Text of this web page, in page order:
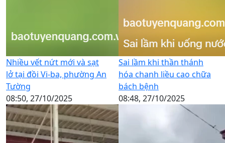
Nhiều vết nứt mới và sạt
lở tại đồi Vi-ba, phường An
Tường
08:50, 27/10/2025
Sai lầm khi thần thánh
hóa chanh liều cao chữa
bách bệnh
08:48, 27/10/2025